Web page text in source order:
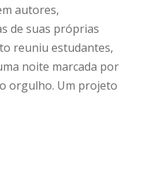
autores,
de suas próprias
reuniu estudantes,
noite marcada por
orgulho. Um projeto